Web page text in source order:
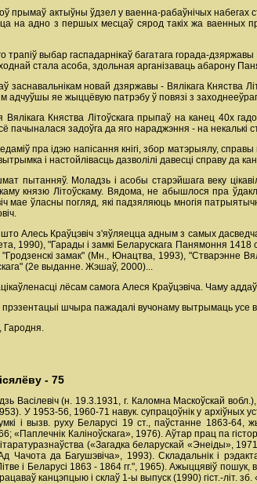
прымаў актыўны ўдзел у ваенна-рабаўнічых набегах
на адно з першых месцаў сярод такіх жа ваенных
трапіў выбар гаспадарнікаў багатага горада-
стала асоба, здольная арганізаваць абарону
заснавальнікам новай дзяржавы - Вялікага Княства
адчуўшы яе жыццёвую патрэбу ў повязі з
Вялікага Княства Літоўскага прыпаў на канец 40х
пачыналася задоўга да яго нараджэння - на некалькі
пра ідэю напісання кнігі, збор матэрыялу,
і настойлівасць дазволілі давесці справу да
пытанняў. Моладзь і асобы старэйшага веку
князю Літоўскаму. Вядома, не абышлося пра
мае ўласны погляд, які падзяляюць многія
Алесь Краўцэвіч з'яўляецца адным з самых
1990), "Гарады і замкі Беларускага Панямоння 1418
"Гродзенскі замак" (Мн., Юнацтва, 1993), "Стварэнне
(2е выданне. Жэшаў, 2000)...
лёсам самога Алеся Краўцэвіча. Чаму
шчыра пажадалі вучонаму вытрымаць усе
Гародня.
- 75
Васілевіч (н. 19.3.1931, г. Каломна Маскоўскай
У 1953-56, 1960-71 навук. супрацоўнік у архіўных
і вызв. руху Беларусі 19 ст., паўстанне 1863-64,
«Паплечнік Каліноўскага», 1976). Аўтар прац па
(«Загадка беларускай «Энеіды»,
Чачота да Багушэвіча», 1993). Складальнік і
і Беларусі 1863 - 1864 гг.", 1965). Ажыццявіў
канцэпцыю і склаў 1-ы выпуск (1990) гіст.-літ.